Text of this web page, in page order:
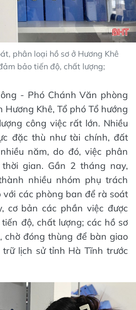
phân loại hồ sơ ở Hương Khê
bảo tiến độ, chất lượng;
- Phó Chánh Văn phòng
Hương Khê, Tổ phó Tổ hướng
công việc rất lớn. Nhiều
đặc thù như tài chính, đất
năm, do đó, việc phân
gian. Gần 2 tháng nay,
nhiều nhóm phụ trách
với các phòng ban để rà soát
cơ bản các phần việc được
độ, chất lượng; các hồ sơ
chờ đóng thùng để bàn giao
trữ lịch sử tỉnh Hà Tĩnh trước